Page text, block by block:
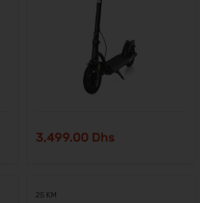
3,499.00 Dhs
25 KM